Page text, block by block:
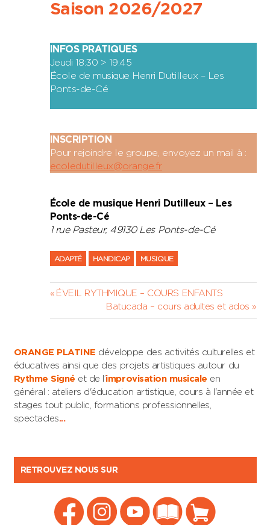
Saison 2026/2027
INFOS PRATIQUES
Jeudi 18:30 > 19:45
École de musique Henri Dutilleux – Les
Ponts-de-Cé
INSCRIPTION
Pour rejoindre le groupe, envoyez un mail à :
ecoledutilleux@orange.fr
École de musique Henri Dutilleux – Les
Ponts-de-Cé
1 rue Pasteur, 49130 Les Ponts-de-Cé
ADAPTÉ HANDICAP MUSIQUE
Navigation
de
Previous
ÉVEIL RYTHMIQUE – COURS ENFANTS
Next
Post:
Batucada – cours adultes et ados
ORANGE PLATINE développe des activités culturelles et
éducatives ainsi que des projets artistiques autour du
Rythme Signé et de l’improvisation musicale en
général : ateliers d'éducation artistique, cours à l'année et
stages tout public, formations professionnelles,
spectacles...
RETROUVEZ NOUS SUR